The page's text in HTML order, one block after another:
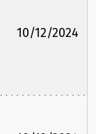
10/12/2024